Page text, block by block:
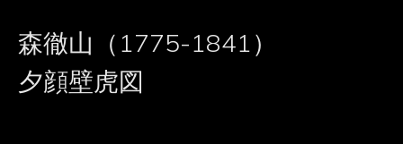
森徹山（1775-1841）
夕顔壁虎図